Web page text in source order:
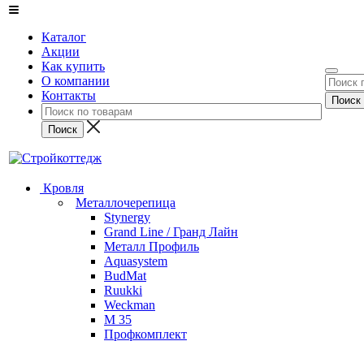
Каталог
Акции
Как купить
О компании
Контакты
Кровля
Металлочерепица
Stynergy
Grand Line / Гранд Лайн
Металл Профиль
Aquasystem
BudMat
Ruukki
Weckman
М 35
Профкомплект